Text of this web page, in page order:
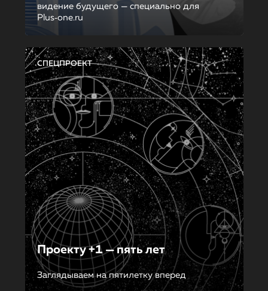
видение будущего — специально для
Plus‑one.ru
СПЕЦПРОЕКТ
Проекту +1 — пять лет
Заглядываем на пятилетку вперед